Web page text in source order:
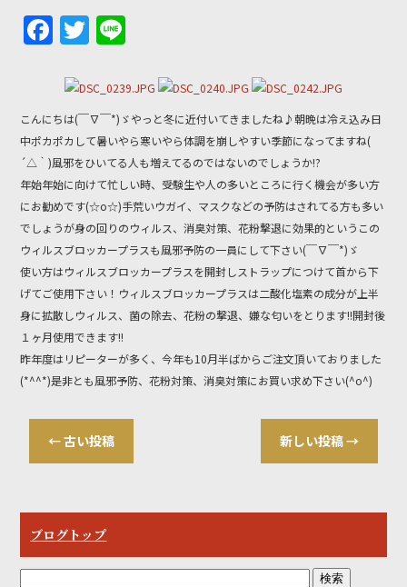
F
a
c
e
b
o
o
k
T
w
itt
er
e
こんにちは(￣∇￣*)ゞやっと冬に近付いてきましたね♪朝晩は冷え込み日
中ポカポカして暑いやら寒いやら体調を崩しやすい季節になってますね(
´△｀)風邪をひいてる人も増えてるのではないのでしょうか!?
年始年始に向けて忙しい時、受験生や人の多いところに行く機会が多い方
にお勧めです(☆o☆)手荒いウガイ、マスクなどの予防はされてる方も多い
でしょうが身の回りのウィルス、消臭対策、花粉撃退に効果的というこの
ウィルスブロッカープラスも風邪予防の一員にして下さい(￣∇￣*)ゞ
使い方はウィルスブロッカープラスを開封しストラップにつけて首から下
げてご使用下さい！ウィルスブロッカープラスは二酸化塩素の成分が上半
身に拡散しウィルス、菌の除去、花粉の撃退、嫌な匂いをとります!!開封後
１ヶ月使用できます!!
昨年度はリピーターが多く、今年も10月半ばからご注文頂いておりました
(*^^*)是非とも風邪予防、花粉対策、消臭対策にお買い求め下さい(^o^)
←古い投稿 新しい投稿→
ブログトップ